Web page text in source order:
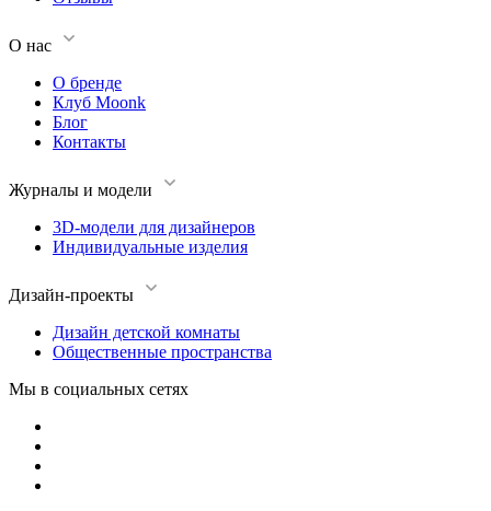
О нас
О бренде
Клуб Moonk
Блог
Контакты
Журналы и модели
3D-модели для дизайнеров
Индивидуальные изделия
Дизайн-проекты
Дизайн детской комнаты
Общественные пространства
Мы в социальных сетях